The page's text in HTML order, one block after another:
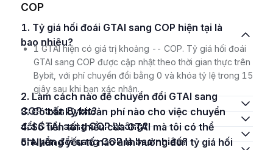
COP
1. Tỷ giá hối đoái GTAI sang COP hiện tại là
bao nhiêu?
1 GTAI hiện có giá trị khoảng -- COP. Tỷ giá hối đoái
GTAI sang COP được cập nhật theo thời gian thực trên
Bybit, với phí chuyển đổi bằng 0 và khóa tỷ lệ trong 15
giây sau khi bạn xác nhận.
2. Làm cách nào để chuyển đổi GTAI sang
COP trên Bybit?
3. Có bất kỳ khoản phí nào cho việc chuyển
đổi GTAI sang COP không?
4. Số tiền tối thiểu của GTAI mà tôi có thể
chuyển đổi sang COP là bao nhiêu?
5. Những yếu tố nào ảnh hưởng đến tỷ giá hối